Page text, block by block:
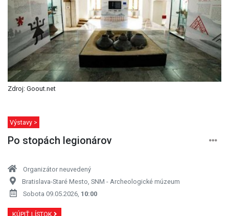
Zdroj: Goout.net
Výstavy >
Po stopách legionárov
Organizátor neuvedený
Bratislava-Staré Mesto, SNM - Archeologické múzeum
Sobota 09.05.2026, 10:00
KÚPIŤ LÍSTOK